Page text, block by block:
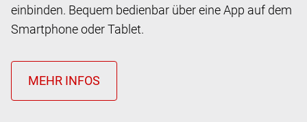
einbinden. Bequem bedienbar über eine App auf dem
Smartphone oder Tablet.